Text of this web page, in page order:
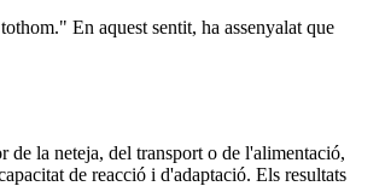
En aquest sentit, ha assenyalat que
de la neteja, del transport o de l'alimentació,
de reacció i d'adaptació. Els resultats